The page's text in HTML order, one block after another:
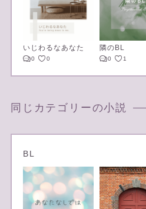
いじわるなあなた
0 0
隣のBL
0 1
同じカテゴリーの小説
BL